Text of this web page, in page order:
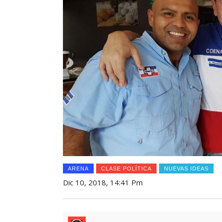
ARENA CLASE POLÍTICA NUEVAS IDEAS
Dic 10, 2018, 14:41 Pm